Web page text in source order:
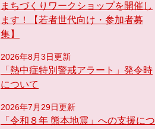
まちづくりワークショップを開催し
ます！【若者世代向け・参加者募
集】
2026年8月3日更新
「熱中症特別警戒アラート」発令時
について
2026年7月29日更新
「令和８年 熊本地震」への支援につ